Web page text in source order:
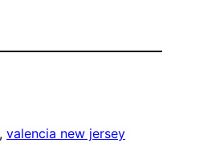
, valencia new jersey